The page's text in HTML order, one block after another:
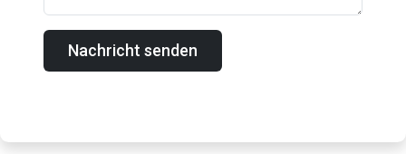
Nachricht senden